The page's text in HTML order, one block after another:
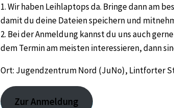
1. Wir haben Leihlaptops da. Bringe dann am
damit du deine Dateien speichern und
2. Bei der Anmeldung kannst du uns auch
dem Termin am meisten interessieren, dann
Ort: Jugendzentrum Nord (JuNo), Lintforter
Zur Anmeldung